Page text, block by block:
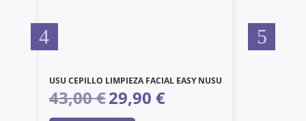
USU CEPILLO LIMPIEZA FACIAL EASY NUSU
43,00€ El
precio
29,90 €El